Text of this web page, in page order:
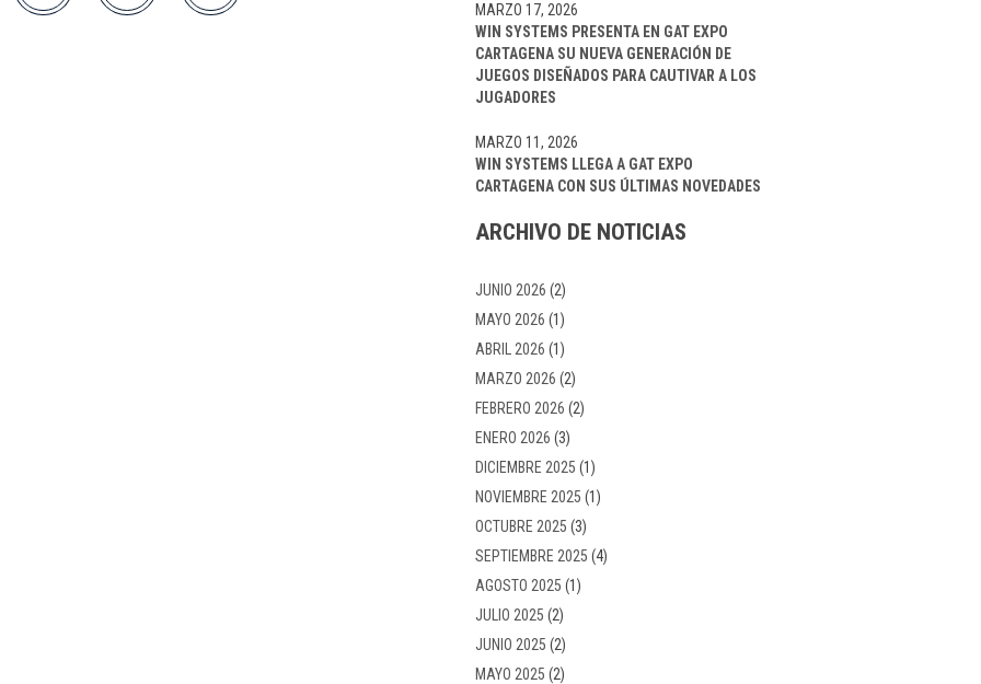
WIN SYSTEMS PRESENTA EN GAT EXPO
CARTAGENA SU NUEVA GENERACIÓN DE
JUEGOS DISEÑADOS PARA CAUTIVAR A LOS
JUGADORES
MARZO 17, 2026
WIN SYSTEMS LLEGA A GAT EXPO
CARTAGENA CON SUS ÚLTIMAS NOVEDADES
MARZO 11, 2026
ARCHIVO DE NOTICIAS
JUNIO 2026 (2)
MAYO 2026 (1)
ABRIL 2026 (1)
MARZO 2026 (2)
FEBRERO 2026 (2)
ENERO 2026 (3)
DICIEMBRE 2025 (1)
NOVIEMBRE 2025 (1)
OCTUBRE 2025 (3)
SEPTIEMBRE 2025 (4)
AGOSTO 2025 (1)
JULIO 2025 (2)
JUNIO 2025 (2)
MAYO 2025 (2)